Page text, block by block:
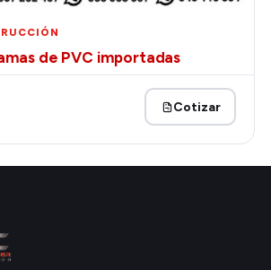
de PVC importadas
Cotizar